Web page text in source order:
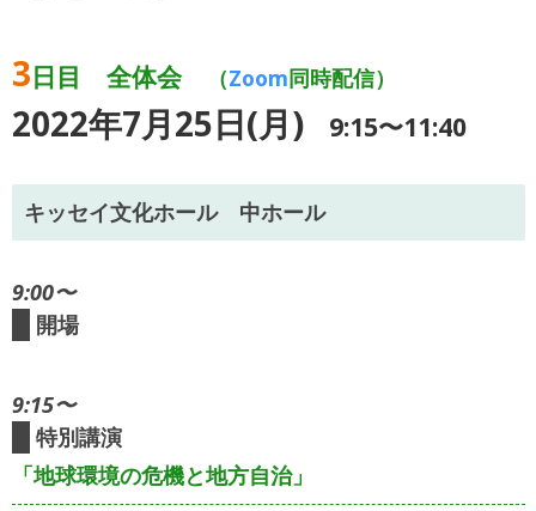
3日目 全体会 （Zoom同時配信）
2022年7月25日(月)9:15〜11:40
キッセイ文化ホール 中ホール
9:00〜
開場
9:15〜
特別講演
「地球環境の危機と地方自治」